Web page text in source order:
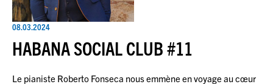
08.03.2024
HABANA SOCIAL CLUB #11
Le pianiste Roberto Fonseca nous emmène en voyage au cœur